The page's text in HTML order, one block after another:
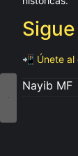
📲 Únete al
Nayib MF